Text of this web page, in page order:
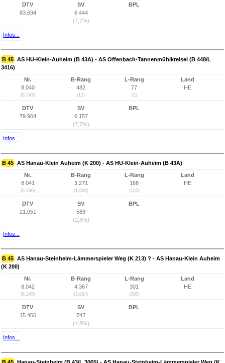
DTV
83.694
SV
6.444
(7,7%)
BPL
Infos...
B 45 AS HU-Klein-Auheim (B 43A) - AS Offenbach-Tannenmühlkreisel (B 448/L
3416)
Nr.
8.040
(6.247)
B-Rang
482
(12)
L-Rang
77
(2)
Land
HE
DTV
79.964
SV
6.157
(7,7%)
BPL
Infos...
B 45 AS Hanau-Klein Auheim (K 200) - AS HU-Klein-Auheim (B 43A)
Nr.
8.041
(6.246)
B-Rang
3.271
(1.036)
L-Rang
168
(163)
Land
HE
DTV
21.051
SV
589
(2,8%)
BPL
Infos...
B 45 AS Hanau-Steinheim-Lämmerspieler Weg (K 213) ? - AS Hanau-Klein Auheim
(K 200)
Nr.
8.042
(6.245)
B-Rang
4.367
(2.024)
L-Rang
301
(290)
Land
HE
DTV
15.466
SV
742
(4,8%)
BPL
Infos...